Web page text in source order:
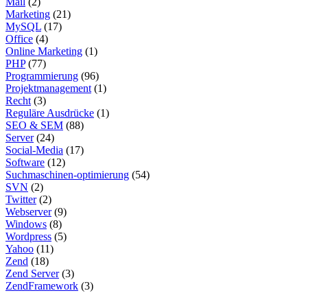
Marketing (21)
MySQL (17)
Office (4)
Online Marketing (1)
PHP(77)
Programmierung (96)
Projektmanagement (1)
Recht (3)
Reguläre Ausdrücke (1)
SEO & SEM (88)
Server(24)
Social-Media (17)
Software (12)
Suchmaschinen-optimierung (54)
SVN (2)
Twitter(2)
Webserver(9)
Windows (8)
Wordpress (5)
Yahoo (11)
Zend (18)
Zend Server(3)
ZendFramework (3)